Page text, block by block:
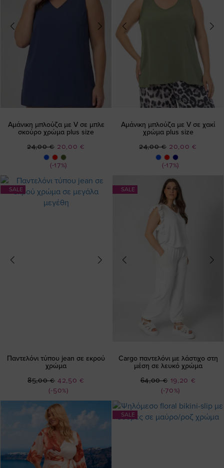
Αμάνικη μπλούζα με V σε μπλε
σκούρο χρώμα plus size
(-17%)
Ειδική
Τιμή
20,00 €
24,00 €
Αμάνικη μπλούζα με V σε χακί
χρώμα plus size
(-17%)
Ειδική
Τιμή
20,00 €
24,00 €
SALE
Παντελόνι τύπου jean σε εκρού
χρώμα
(-50%)
Ειδική
Τιμή
42,50 €
85,00 €
SALE
Cargo παντελόνι με λάστιχο στη
μέση σε λευκό χρώμα
(-70%)
Ειδική
Τιμή
19,20 €
64,00 €
SALE